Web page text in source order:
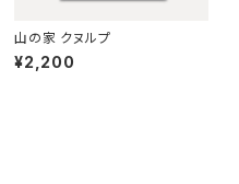
山の家 クヌルプ
¥2,200